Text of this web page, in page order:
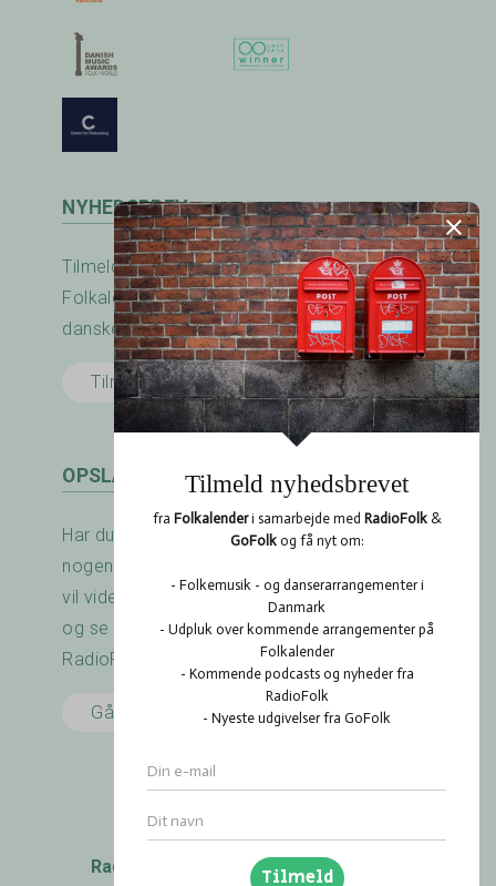
NYHEDSBREV
Tilmeld nyhedsbrevet fra RadioFolk.dk og
Folkalender.dk og modtag nyheder fra den
danske folkemusik - og dansescene.
Tilmeld her
OPSLAGSTAVLEN
Har du arrangeret en koncert? Savner du
nogen at spille med? Er der noget du gerne
vil vide? Brug RadioFolk.dk's Opslagstavle,
og se også hvad andre har gang i på
RadioFolk.dk's Opslagstavle.
Gå til Opslagstavlen
RadioFolk